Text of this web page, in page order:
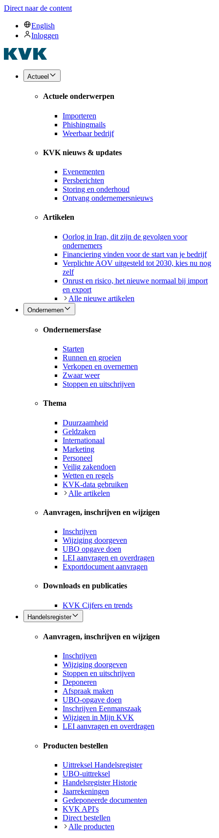
Direct naar de content
English
Inloggen
Actueel
Actuele onderwerpen
Importeren
Phishingmails
Weerbaar bedrijf
KVK nieuws & updates
Evenementen
Persberichten
Storing en onderhoud
Ontvang ondernemersnieuws
Artikelen
Oorlog in Iran, dit zijn de gevolgen voor
ondernemers
Financiering vinden voor de start van je bedrijf
Verplichte AOV uitgesteld tot 2030, kies nu nog
zelf
Onrust en risico, het nieuwe normaal bij import
en export
Alle nieuwe artikelen
Ondernemen
Ondernemersfase
Starten
Runnen en groeien
Verkopen en overnemen
Zwaar weer
Stoppen en uitschrijven
Thema
Duurzaamheid
Geldzaken
Internationaal
Marketing
Personeel
Veilig zakendoen
Wetten en regels
KVK-data gebruiken
Alle artikelen
Aanvragen, inschrijven en wijzigen
Inschrijven
Wijziging doorgeven
UBO opgave doen
LEI aanvragen en overdragen
Exportdocument aanvragen
Downloads en publicaties
KVK Cijfers en trends
Handelsregister
Aanvragen, inschrijven en wijzigen
Inschrijven
Wijziging doorgeven
Stoppen en uitschrijven
Deponeren
Afspraak maken
UBO-opgave doen
Inschrijven Eenmanszaak
Wijzigen in Mijn KVK
LEI aanvragen en overdragen
Producten bestellen
Uittreksel Handelsregister
UBO-uittreksel
Handelsregister Historie
Jaarrekeningen
Gedeponeerde documenten
KVK API's
Direct bestellen
Alle producten